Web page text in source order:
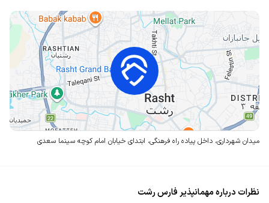
میدان شهرداری، داخل پیاده راه فرهنگی، ابتدای خیابان امام کوچه سینما سعدی
نظرات درباره مهمانپذیر فارس رشت